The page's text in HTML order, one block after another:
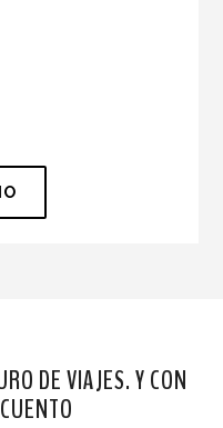
DE VIAJES. Y CON